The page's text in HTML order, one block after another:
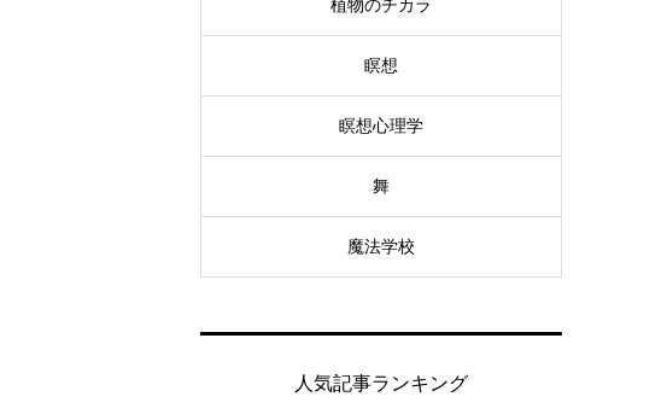
植物のチカラ
瞑想
瞑想心理学
舞
魔法学校
人気記事ランキング